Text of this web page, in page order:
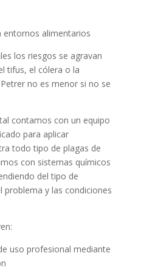
entornos alimentarios
los riesgos se agravan
tifus, el cólera o la
no es menor si no se
contamos con un equipo
para aplicar
todo tipo de plagas de
con sistemas químicos
del tipo de
problema y las condiciones
uso profesional mediante